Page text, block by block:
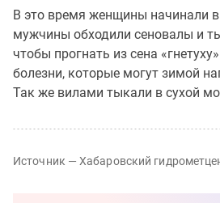
В это время женщины начинали
мужчины обходили сеновалы и
чтобы прогнать из сена
болезни, которые могут зимой
Так же вилами тыкали в сухой
Источник — Хабаровский